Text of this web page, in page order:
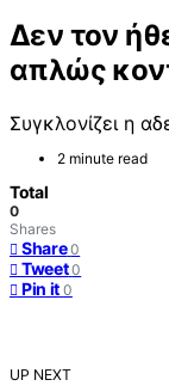
Δεν τον
απλώς
Συγκλονίζει η
2 minute read
Total
0
Shares
Share 0
Tweet 0
Pin it 0
UP NEXT